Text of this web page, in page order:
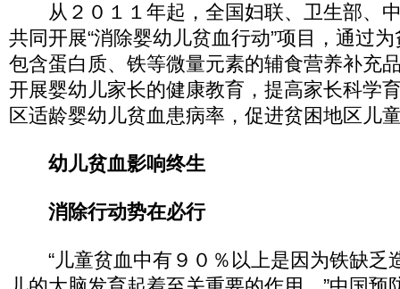
从２０１１年起，全国妇联、卫生部、
共同开展“消除婴幼儿贫血行动”项目，通过
包含蛋白质、铁等微量元素的辅食营养补充
开展婴幼儿家长的健康教育，提高家长科学
区适龄婴幼儿贫血患病率，促进贫困地区儿
幼儿贫血影响终生
消除行动势在必行
“儿童贫血中有９０％以上是因为铁缺乏